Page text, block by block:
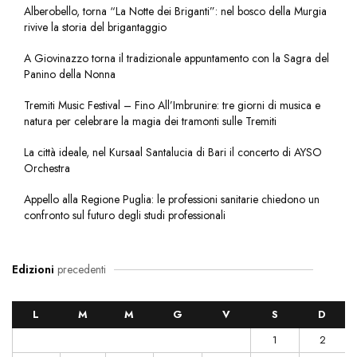
Alberobello, torna “La Notte dei Briganti”: nel bosco della Murgia
rivive la storia del brigantaggio
A Giovinazzo torna il tradizionale appuntamento con la Sagra del
Panino della Nonna
Tremiti Music Festival – Fino All’Imbrunire: tre giorni di musica e
natura per celebrare la magia dei tramonti sulle Tremiti
La città ideale, nel Kursaal Santalucia di Bari il concerto di AYSO
Orchestra
Appello alla Regione Puglia: le professioni sanitarie chiedono un
confronto sul futuro degli studi professionali
Edizioni precedenti
L M M G V S
D
1
2